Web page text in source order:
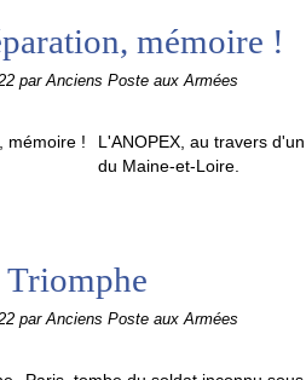
mémoire !
par Anciens Poste aux Armées
L'ANOPEX, au travers
du Maine-et-Loire.
Triomphe
par Anciens Poste aux Armées